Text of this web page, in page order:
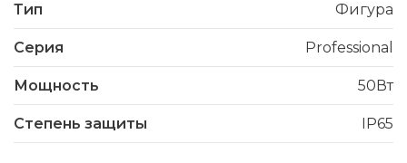
Тип Фигура
Серия Professional
Мощность 50Вт
Степень защиты IP65